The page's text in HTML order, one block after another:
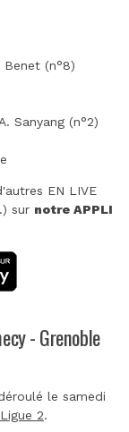
(n°8)
Sanyang (n°2)
EN LIVE
sur notre APPLI
- Grenoble
le samedi
Ligue 2.